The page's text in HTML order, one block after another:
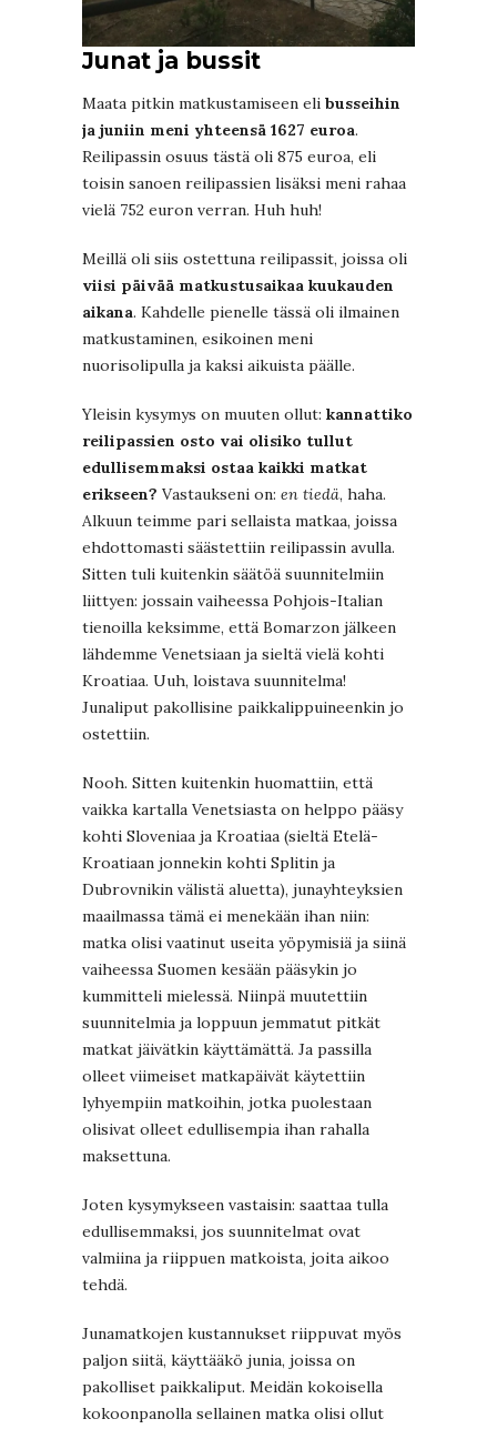
Junat ja bussit
Maata pitkin matkustamiseen eli busseihin
ja juniin meni yhteensä 1627 euroa.
Reilipassin osuus tästä oli 875 euroa, eli
toisin sanoen reilipassien lisäksi meni rahaa
vielä 752 euron verran. Huh huh!
Meillä oli siis ostettuna reilipassit, joissa oli
viisi päivää matkustusaikaa kuukauden
aikana. Kahdelle pienelle tässä oli ilmainen
matkustaminen, esikoinen meni
nuorisolipulla ja kaksi aikuista päälle.
Yleisin kysymys on muuten ollut: kannattiko
reilipassien osto vai olisiko tullut
edullisemmaksi ostaa kaikki matkat
erikseen? Vastaukseni on: en tiedä, haha.
Alkuun teimme pari sellaista matkaa, joissa
ehdottomasti säästettiin reilipassin avulla.
Sitten tuli kuitenkin säätöä suunnitelmiin
liittyen: jossain vaiheessa Pohjois-Italian
tienoilla keksimme, että Bomarzon jälkeen
lähdemme Venetsiaan ja sieltä vielä kohti
Kroatiaa. Uuh, loistava suunnitelma!
Junaliput pakollisine paikkalippuineenkin jo
ostettiin.
Nooh. Sitten kuitenkin huomattiin, että
vaikka kartalla Venetsiasta on helppo pääsy
kohti Sloveniaa ja Kroatiaa (sieltä Etelä-
Kroatiaan jonnekin kohti Splitin ja
Dubrovnikin välistä aluetta), junayhteyksien
maailmassa tämä ei menekään ihan niin:
matka olisi vaatinut useita yöpymisiä ja siinä
vaiheessa Suomen kesään pääsykin jo
kummitteli mielessä. Niinpä muutettiin
suunnitelmia ja loppuun jemmatut pitkät
matkat jäivätkin käyttämättä. Ja passilla
olleet viimeiset matkapäivät käytettiin
lyhyempiin matkoihin, jotka puolestaan
olisivat olleet edullisempia ihan rahalla
maksettuna.
Joten kysymykseen vastaisin: saattaa tulla
edullisemmaksi, jos suunnitelmat ovat
valmiina ja riippuen matkoista, joita aikoo
tehdä.
Junamatkojen kustannukset riippuvat myös
paljon siitä, käyttääkö junia, joissa on
pakolliset paikkaliput. Meidän kokoisella
kokoonpanolla sellainen matka olisi ollut